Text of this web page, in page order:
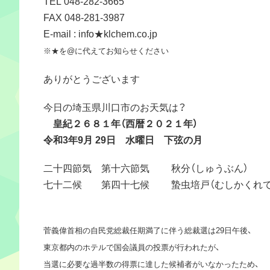
FAX 048-281-3987
E-mail : info★klchem.co.jp
※★を@に代えてお知らせください
ありがとうございます
今日の埼玉県川口市のお天気は？
皇紀２６８１年（西暦２０２１年）
令和3年9月 29日 水曜日 下弦の月
二十四節気 第十六節気 秋分（しゅうぶん）
七十二候 第四十七候 蟄虫培戸（むしかくれて
菅義偉首相の自民党総裁任期満了に伴う総裁選は29日午後、
東京都内のホテルで国会議員の投票が行われたが、
当選に必要な過半数の得票に達した候補者がいなかったため、